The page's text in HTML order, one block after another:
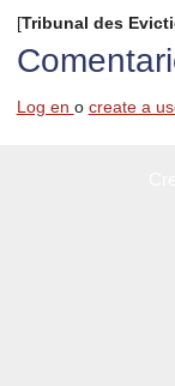
[Tribunal des
Log en o create a